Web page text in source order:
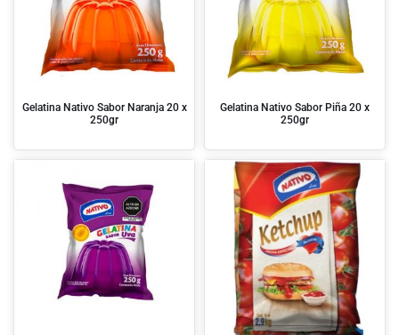
Gelatina Nativo Sabor Naranja 20 x
250gr
Gelatina Nativo Sabor Piña 20 x
250gr